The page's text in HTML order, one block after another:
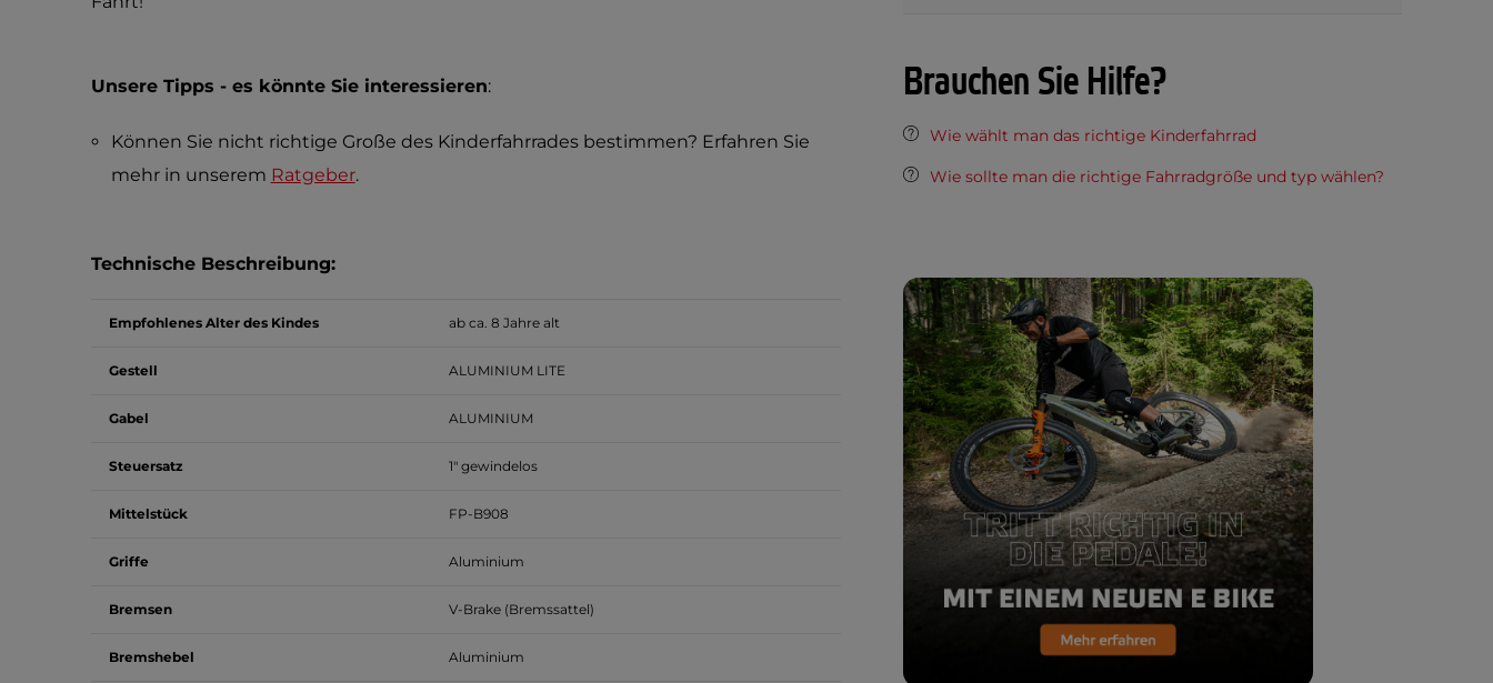
Unsere Tipps - es könnte Sie interessieren:
Können Sie nicht richtige Große des Kinderfahrrades bestimmen? Erfahren Sie
mehr in unserem Ratgeber.
Technische Beschreibung:
Empfohlenes Alter des Kindes ab ca. 8 Jahre alt
Gestell ALUMINIUM LITE
Gabel ALUMINIUM
Steuersatz 1" gewindelos
Mittelstück FP-B908
Griffe Aluminium
Bremsen V-Brake (Bremssattel)
Bremshebel Aluminium
Brauchen Sie Hilfe?
Wie wählt man das richtige Kinderfahrrad
Wie sollte man die richtige Fahrradgröße und typ wählen?